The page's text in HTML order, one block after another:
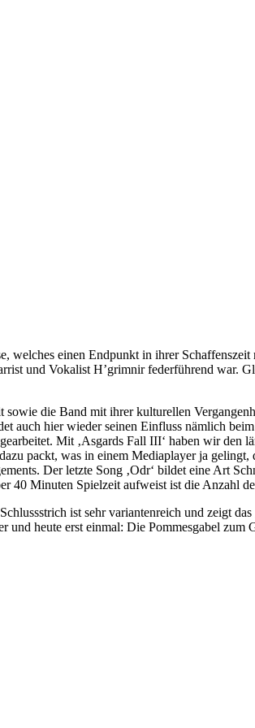
welches einen Endpunkt in ihrer
und Vokalist H’grimnir federführend war.
die Band mit ihrer kulturellen
hier wieder seinen Einfluss nämlich
Mit ‚Asgards Fall III‘ haben wir
packt, was in einem Mediaplayer ja gelingt,
Der letzte Song ‚Odr‘ bildet eine Art
40 Minuten Spielzeit aufweist ist die Anzahl
ist sehr variantenreich und zeigt
und heute erst einmal: Die Pommesgabel zum